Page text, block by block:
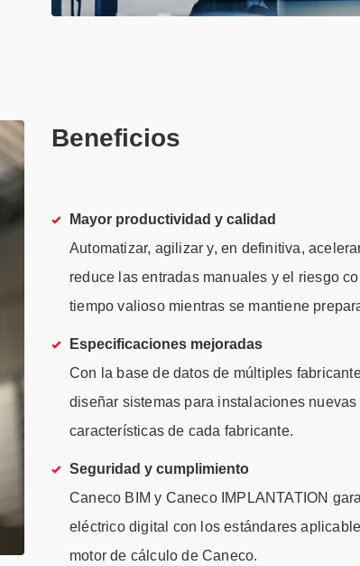
Beneficios
Mayor productividad y calidad
Automatizar, agilizar y, en definitiva,
reduce las entradas manuales y el riesgo
tiempo valioso mientras se mantiene
Especificaciones mejoradas
Con la base de datos de múltiples
diseñar sistemas para instalaciones
características de cada fabricante.
Seguridad y cumplimiento
Caneco BIM y Caneco IMPLANTATION
eléctrico digital con los estándares
motor de cálculo de Caneco.